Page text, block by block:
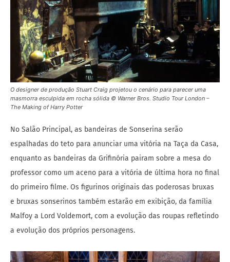
O designer de produção Stuart Craig projetou o cenário para parecer uma
masmorra esculpida em rocha sólida © Warner Bros. Studio Tour London –
The Making of Harry Potter
No Salão Principal, as bandeiras de Sonserina serão
espalhadas do teto para anunciar uma vitória na Taça da Casa,
enquanto as bandeiras da Grifinória pairam sobre a mesa do
professor como um aceno para a vitória de última hora no final
do primeiro filme. Os figurinos originais das poderosas bruxas
e bruxas sonserinos também estarão em exibição, da família
Malfoy a Lord Voldemort, com a evolução das roupas refletindo
a evolução dos próprios personagens.